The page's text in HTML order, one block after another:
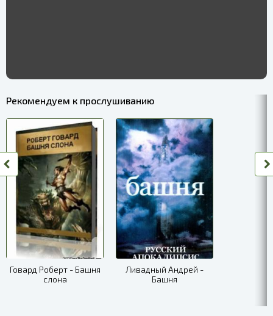
Рекомендуем к прослушиванию
Говард Роберт - Башня
слона
Ливадный Андрей -
Башня